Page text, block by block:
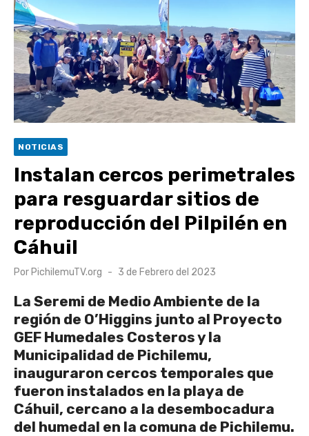
Torneo Arena Rimar 2026 definió a sus finalistas en su
segunda clasificatoria
Retrospectiva 2026 | Capítulo 03: lessons on flight – Cecilia
Araneda
Cantor Popular Raúl Acevedo celebra 50 años de carrera en
Pichilemu
alcalde Roberto Córdova
NOTICIAS
Instalan cercos perimetrales
para resguardar sitios de
reproducción del Pilpilén en
Cáhuil
Por PichilemuTV.org
Publicado
3 de Febrero del 2023
La Seremi de Medio Ambiente de la
región de O’Higgins junto al Proyecto
GEF Humedales Costeros y la
Municipalidad de Pichilemu,
inauguraron cercos temporales que
fueron instalados en la playa de
Cáhuil, cercano a la desembocadura
del humedal en la comuna de Pichilemu.